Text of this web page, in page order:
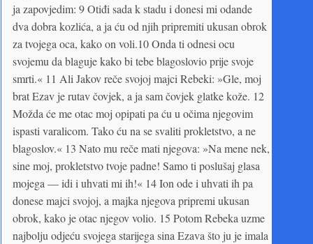
ja zapovjedim: 9 Otiđi sada k stadu i donesi mi odande
dva dobra kozlića, a ja ću od njih pripremiti ukusan obrok
za tvojega oca, kako on voli.10 Onda ti odnesi ocu
svojemu da blaguje kako bi tebe blagoslovio prije svoje
smrti.« 11 Ali Jakov reče svojoj majci Rebeki: »Gle, moj
brat Ezav je rutav čovjek, a ja sam čovjek glatke kože. 12
Možda će me otac moj opipati pa ću u očima njegovim
ispasti varalicom. Tako ću na se svaliti prokletstvo, a ne
blagoslov.« 13 Nato mu reče mati njegova: »Na mene nek,
sine moj, prokletstvo tvoje padne! Samo ti poslušaj glasa
mojega — idi i uhvati mi ih!« 14 Ion ode i uhvati ih pa
donese majci svojoj, a majka njegova pripremi ukusan
obrok, kako je otac njegov volio. 15 Potom Rebeka uzme
najbolju odjeću svojega starijega sina Ezava što ju je imala